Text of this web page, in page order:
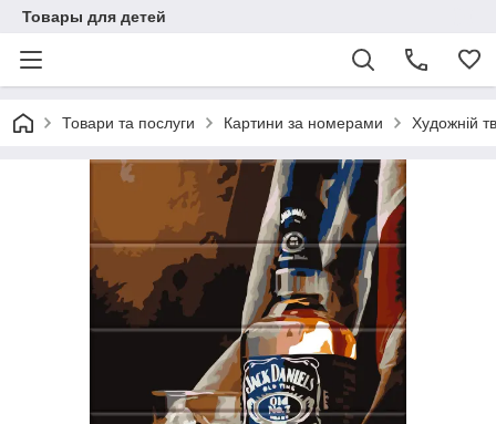
Товары для детей
Товари та послуги Картини за номерами Художній